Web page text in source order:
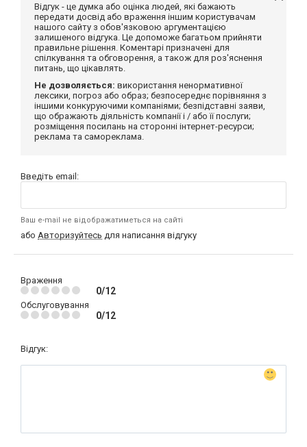
Відгук - це думка або оцінка людей, які бажають
передати досвід або враження іншим користувачам
нашого сайту з обов'язковою аргументацією
залишеного відгука. Це допоможе багатьом прийняти
правильне рішення. Коментарі призначені для
спілкування та обговорення, а також для роз'яснення
питань, що цікавлять.
Не дозволяється: використання ненормативної
лексики, погроз або образ; безпосереднє порівняння з
іншими конкуруючими компаніями; безпідставні заяви,
що ображають діяльність компанії і / або її послуги;
розміщення посилань на сторонні інтернет-ресурси;
реклама та самореклама.
Введіть email:
Ваш e-mail не відображатиметься на сайті
або Авторизуйтесь для написання відгуку
Враження
0/12
Обслуговування
0/12
Відгук: